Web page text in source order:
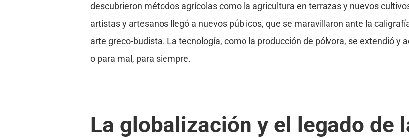
descubrieron métodos agrícolas como la agricultura en terrazas y nuevos
artistas y artesanos llegó a nuevos públicos, que se maravillaron ante la
arte greco-budista. La tecnología, como la producción de pólvora, se extendió y
o para mal, para siempre.
La globalización y el legado de